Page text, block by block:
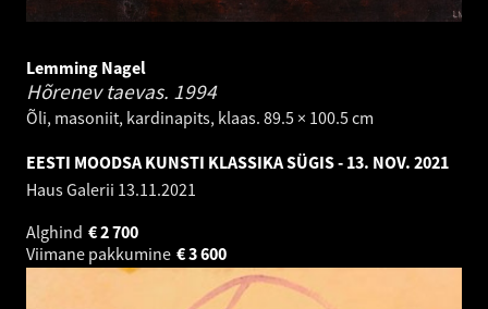
Lemming Nagel
Hõrenev taevas. 1994
Õli, masoniit, kardinapits, klaas. 89.5 × 100.5 cm
EESTI MOODSA KUNSTI KLASSIKA SÜGIS - 13. NOV. 2021
Haus Galerii 13.11.2021
Alghind
2 700
€
Viimane pakkumine
3 600
€